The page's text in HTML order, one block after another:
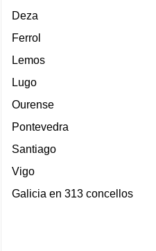
Deza
Ferrol
Lemos
Lugo
Ourense
Pontevedra
Santiago
Vigo
Galicia en 313 concellos